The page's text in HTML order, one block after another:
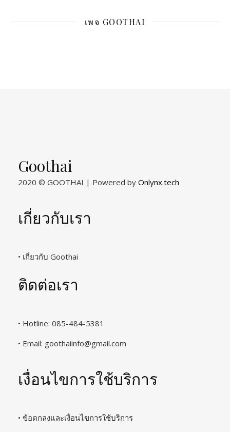
เพจ GOOTHAI
Goothai
2020 © GOOTHAI | Powered by Onlynx.tech
เกี่ยวกับเรา
• เกี่ยวกับ Goothai
ติดต่อเรา
• Hotline: 085-484-5381
• Email: goothaiinfo@gmail.com
เงื่อนไขการใช้บริการ
• ข้อตกลงและเงื่อนไขการใช้บริการ